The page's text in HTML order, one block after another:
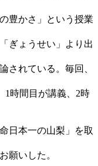
豊かさ」という授業
ぎょうせい」より出
されている。毎回、
1時間目が講義、2時
日本一の山梨」を取
願いした。